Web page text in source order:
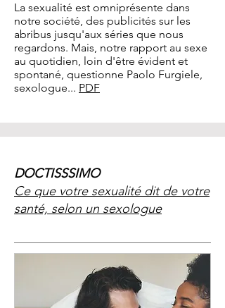
La sexualité est omniprésente dans
notre société, des publicités sur les
abribus jusqu'aux séries que nous
regardons. Mais, notre rapport au sexe
au quotidien, loin d'être évident et
spontané, questionne Paolo Furgiele,
sexologue... PDF​
DOCTISSSIMO
Ce que votre sexualité dit de votre
santé, selon un sexologue